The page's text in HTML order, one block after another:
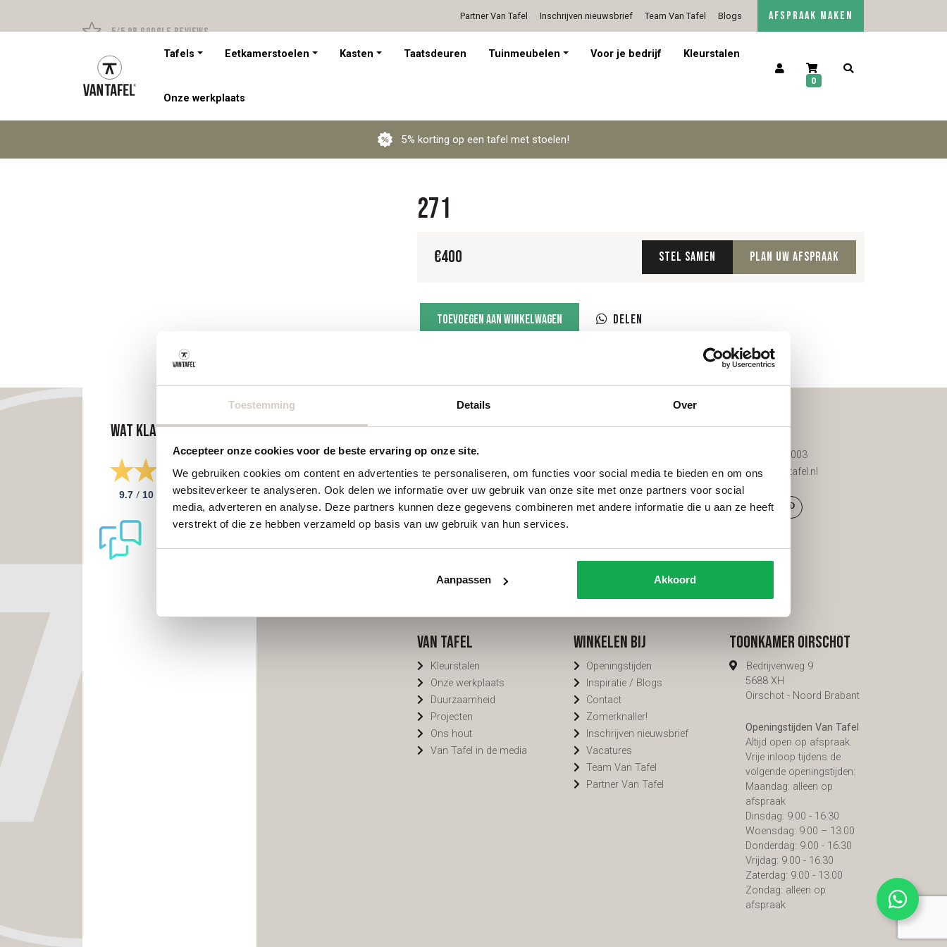
Toestemming Details Over
Accepteer onze cookies voor de beste ervaring op onze site.
We gebruiken cookies om content en advertenties te personaliseren, om functies voor social media te bieden en om ons
websiteverkeer te analyseren. Ook delen we informatie over uw gebruik van onze site met onze partners voor social
media, adverteren en analyse. Deze partners kunnen deze gegevens combineren met andere informatie die u aan ze heeft
verstrekt of die ze hebben verzameld op basis van uw gebruik van hun services.
Aanpassen Akkoord
5/5 op Google Reviews Persoonlijk advies op afspraak 5/5 op Google Reviews
Partner Van Tafel Inschrijven nieuwsbrief Team Van Tafel Blogs
Contact
AFSPRAAK MAKEN
Tafels Eetkamerstoelen Kasten Taatsdeuren Tuinmeubelen Voor je bedrijf Kleurstalen
Onze werkplaats
0
5% korting op een tafel met stoelen!
271
€400 Stel samen Plan uw afspraak
aantalToevoegen aan winkelwagen Delen
Wat klanten zeggen
9.7 / 10 298 reviews
Categorieën
Ovale tafels
Deens ovale tafels
Fins ovale tafels
Plat ovale tafels
Organische tafels
Boomstamtafels
Services
Onderhoud tuinmeubels
Bestellen
Betalen
Van Tafel
Kleurstalen
Onze werkplaats
Duurzaamheid
Projecten
Ons hout
Van Tafel in de media
Winkelen bij
Openingstijden
Inspiratie / Blogs
Contact
Zomerknaller!
Inschrijven nieuwsbrief
Vacatures
Team Van Tafel
Partner Van Tafel
Toonkamer Oirschot
Bedrijvenweg 9
5688 XH
Oirschot - Noord Brabant
Openingstijden Van Tafel
Altijd open op afspraak.
Vrije inloop tijdens de
volgende openingstijden:
Maandag: alleen op
afspraak
Dinsdag: 9.00 - 16.30
Woensdag: 9.00 – 13.00
Donderdag: 9.00 - 16.30
Vrijdag: 9.00 - 16.30
Zaterdag: 9.00 - 13.00
Zondag: alleen op
afspraak
Contact
085 200 8003
info@vantafel.nl